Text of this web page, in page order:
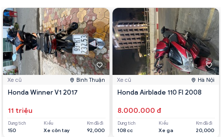
Xe cũ Bình Thuận
Honda Winner V1 2017
11 triệu
Dung tích
150
Kiểu
Xe côn tay
Km đã đi
92,000
Xe cũ Hà Nội
Honda Airblade 110 FI 2008
8.000.000 đ
Dung tích
108 cc
Kiểu
Xe ga
Km đã đi
20,000